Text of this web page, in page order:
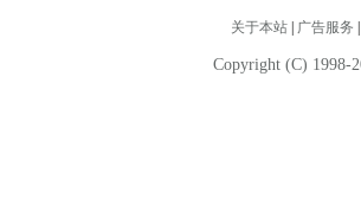
关于本站| 广告服务
Copyright (C) 1998-